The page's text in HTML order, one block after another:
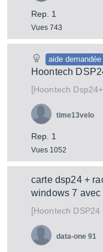
Rep. 1
Vues 743
aide demandée
Hoontech
[Hoontech
Rep. 1
Vues 1052
time13velo
carte dsp24 +
windows 7
[Hoontech DSP24
data-one 91